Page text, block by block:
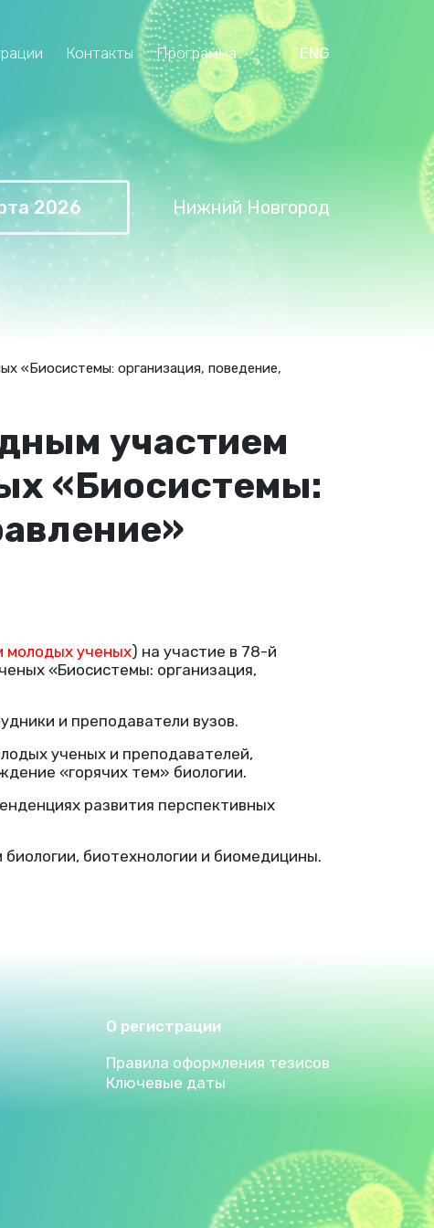
Контакты Программа ENG
2026 Нижний Новгород
«Биосистемы: организация, поведение,
участием
«Биосистемы:
молодых ученых) на участие в 78-й
«Биосистемы: организация,
и преподаватели вузов.
ученых и преподавателей,
«горячих тем» биологии.
развития перспективных
биотехнологии и биомедицины.
О регистрации
Правила оформления тезисов
Ключевые даты